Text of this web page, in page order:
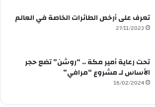
تعرف على أرخص الطائرات الخاصة في العالم
27/11/2023
تحت رعاية أمير مكة .. “روشن” تضع حجر
الأساس لـ مشروع “مرافي”
16/02/2024